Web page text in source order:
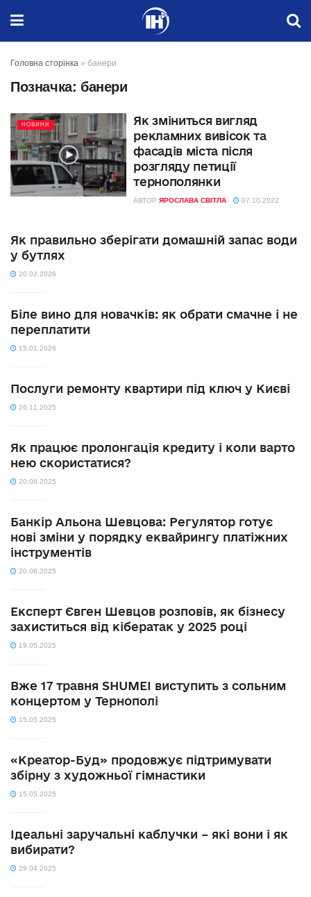
Головна сторінка » банери
Позначка: банери
НОВИНИ
Як зміниться вигляд
рекламних вивісок та
фасадів міста після
розгляду петиції
тернополянки
АВТОР ЯРОСЛАВА СВІТЛА 07.10.2022
Як правильно зберігати домашній запас води
у бутлях
20.02.2026
Біле вино для новачків: як обрати смачне і не
переплатити
15.01.2026
Послуги ремонту квартири під ключ у Києві
26.11.2025
Як працює пролонгація кредиту і коли варто
нею скористатися?
20.06.2025
Банкір Альона Шевцова: Регулятор готує
нові зміни у порядку еквайрингу платіжних
інструментів
20.06.2025
Експерт Євген Шевцов розповів, як бізнесу
захиститься від кібератак у 2025 році
19.05.2025
Вже 17 травня SHUMEI виступить з сольним
концертом у Тернополі
15.05.2025
«Креатор-Буд» продовжує підтримувати
збірну з художньої гімнастики
15.05.2025
Ідеальні заручальні каблучки – які вони і як
вибирати?
29.04.2025